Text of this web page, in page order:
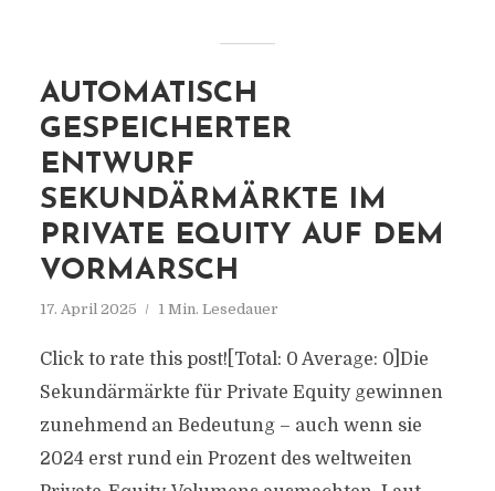
AUTOMATISCH
GESPEICHERTER
ENTWURF
SEKUNDÄRMÄRKTE IM
PRIVATE EQUITY AUF DEM
VORMARSCH
17. April 2025 1 Min. Lesedauer
Click to rate this post![Total: 0 Average: 0]Die
Sekundärmärkte für Private Equity gewinnen
zunehmend an Bedeutung – auch wenn sie
2024 erst rund ein Prozent des weltweiten